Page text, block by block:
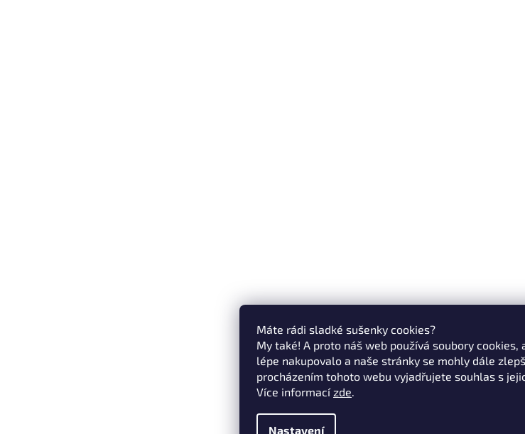
Máte rádi sladké sušenky cookies?
My také! A proto náš web používá soubory cookies,
lépe nakupovalo a naše stránky se mohly dále
procházením tohoto webu vyjadřujete souhlas s
Více informacízde.
Nastavení